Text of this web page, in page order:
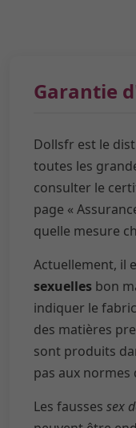
Garantie
Dollsfr est le
toutes les
consulter le
page «
quelle mesure
Actuellement, il
sexuelles bon
indiquer le
des matières
sont produits
pas aux
Les fausses sex